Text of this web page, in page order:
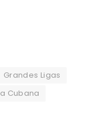
Grandes Ligas
Cubana